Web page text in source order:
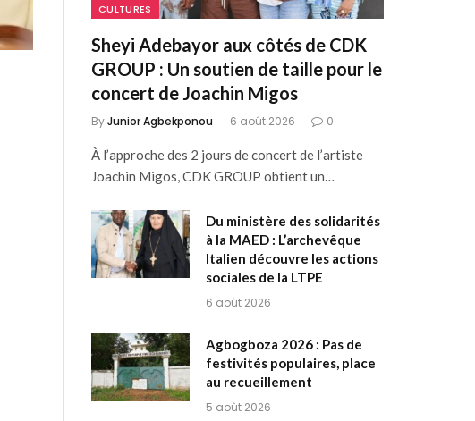
CULTURES
Sheyi Adebayor aux côtés de CDK
GROUP : Un soutien de taille pour le
concert de Joachin Migos
ByJunior Agbekponou 6 août 2026 0
À l’approche des 2 jours de concert de l’artiste
Joachin Migos, CDK GROUP obtient un…
Du ministère des solidarités
à la MAED : L’archevêque
Italien découvre les actions
sociales de la LTPE
6 août 2026
Agbogboza 2026 : Pas de
festivités populaires, place
au recueillement
5 août 2026